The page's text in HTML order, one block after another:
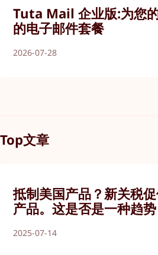
Tuta Mail 企业版:为您
的电子邮件套餐
2026-07-28
Top文章
抵制美国产品？新关税
产品。这是否是一种趋势
2025-07-14